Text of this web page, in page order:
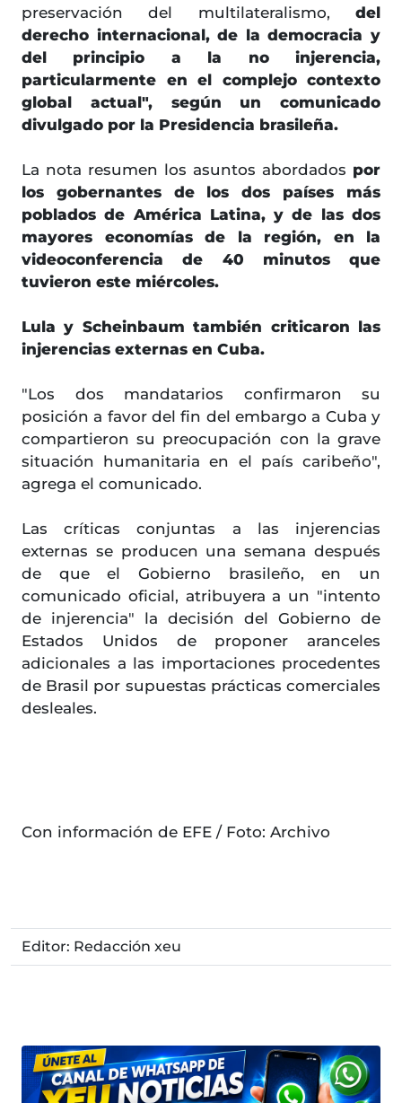
preservación del multilateralismo, del
derecho internacional, de la democracia y
del principio a la no injerencia,
particularmente en el complejo contexto
global actual", según un comunicado
divulgado por la Presidencia brasileña.
La nota resumen los asuntos abordados por
los gobernantes de los dos países más
poblados de América Latina, y de las dos
mayores economías de la región, en la
videoconferencia de 40 minutos que
tuvieron este miércoles.
Lula y Scheinbaum también criticaron las
injerencias externas en Cuba.
"Los dos mandatarios confirmaron su
posición a favor del fin del embargo a Cuba y
compartieron su preocupación con la grave
situación humanitaria en el país caribeño",
agrega el comunicado.
Las críticas conjuntas a las injerencias
externas se producen una semana después
de que el Gobierno brasileño, en un
comunicado oficial, atribuyera a un "intento
de injerencia" la decisión del Gobierno de
Estados Unidos de proponer aranceles
adicionales a las importaciones procedentes
de Brasil por supuestas prácticas comerciales
desleales.
Con información de EFE / Foto: Archivo
Editor: Redacción xeu